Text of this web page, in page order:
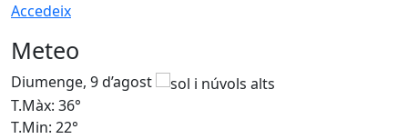
Accedeix
Meteo
Diumenge, 9 d’agost
T.Màx: 36°
T.Min: 22°